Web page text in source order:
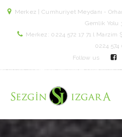
Merkez | Cumhuriyet Meydanı -
Gemlik Yolu
Merkez: 0224 572 17 71 l Marzim
0224 574
Follow us